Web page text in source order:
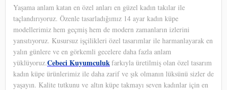
Yaşama anlam katan en özel anları en güzel kadın takılar ile
taçlandırıyoruz. Özenle tasarladığımız 14 ayar kadın küpe
modellerimiz hem geçmiş hem de modern zamanların izlerini
yansıtıyoruz. Kusursuz işçilikleri özel tasarımlar ile harmanlayarak en
yalın günlere ve en görkemli gecelere daha fazla anlam
yüklüyoruz.Cebeci Kuyumculukfarkıyla üretilmiş olan özel tasarım
kadın küpe ürünlerimiz ile daha zarif ve şık olmanın lüksünü sizler de
yaşayın. Kalite tutkunu ve altın küpe takmayı seven kadınlar için en